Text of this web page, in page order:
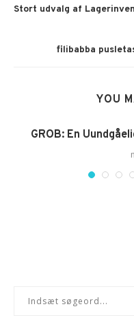
Stort udvalg af
filibabba
YOU
GROB: En